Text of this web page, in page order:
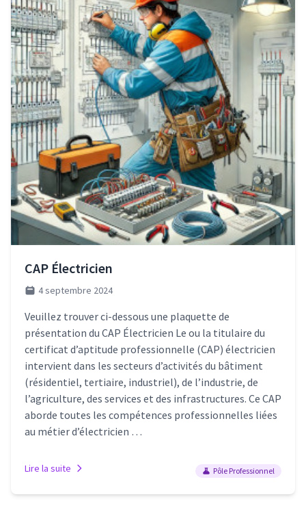
CAP Électricien
4 septembre 2024
Veuillez trouver ci-dessous une plaquette de
présentation du CAP Électricien Le ou la titulaire du
certificat d’aptitude professionnelle (CAP) électricien
intervient dans les secteurs d’activités du bâtiment
(résidentiel, tertiaire, industriel), de l’industrie, de
l’agriculture, des services et des infrastructures. Ce CAP
aborde toutes les compétences professionnelles liées
au métier d’électricien …
Lire la suite Pôle Professionnel